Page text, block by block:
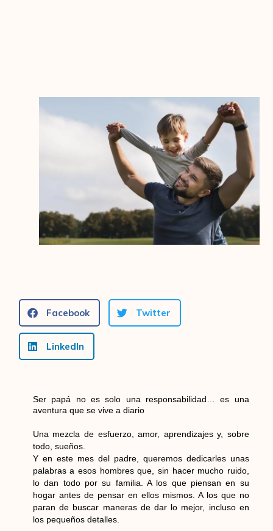
Facebook Twitter
LinkedIn
Ser papá no es solo una responsabilidad… es una
aventura que se vive a diario
Una mezcla de esfuerzo, amor, aprendizajes y, sobre
todo, sueños.
Y en este mes del padre, queremos dedicarles unas
palabras a esos hombres que, sin hacer mucho ruido,
lo dan todo por su familia. A los que piensan en su
hogar antes de pensar en ellos mismos. A los que no
paran de buscar maneras de dar lo mejor, incluso en
los pequeños detalles.